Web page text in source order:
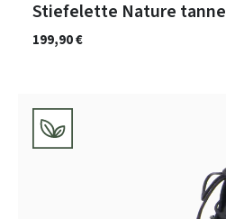
Stiefelette Nature tanne
199,90 €